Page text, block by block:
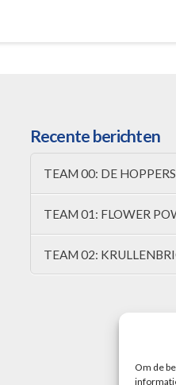
Om de
Recente berichten
TEAM 00: DE HOPPERS
TEAM 01: FLOWER
TEAM 02: